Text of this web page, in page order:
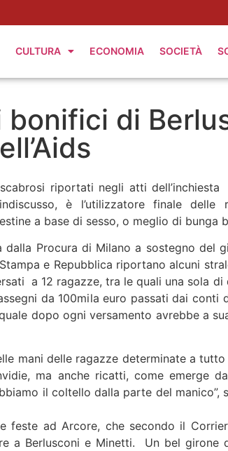
CULTURA ECONOMIA SOCIETÀ
bonifici di
riportati negli atti
è l’utilizzatore finale delle
a base di sesso, o meglio di bunga
Procura di Milano a sostegno del
e Repubblica riportano alcuni
a 12 ragazze, tra le quali una sola di
da 100mila euro passati dai conti
dopo ogni versamento avrebbe a
mani delle ragazze determinate a
ma anche ricatti, come emerge
il coltello dalla parte del manico”,
feste ad Arcore, che secondo il
a Berlusconi e Minetti. Un bel girone